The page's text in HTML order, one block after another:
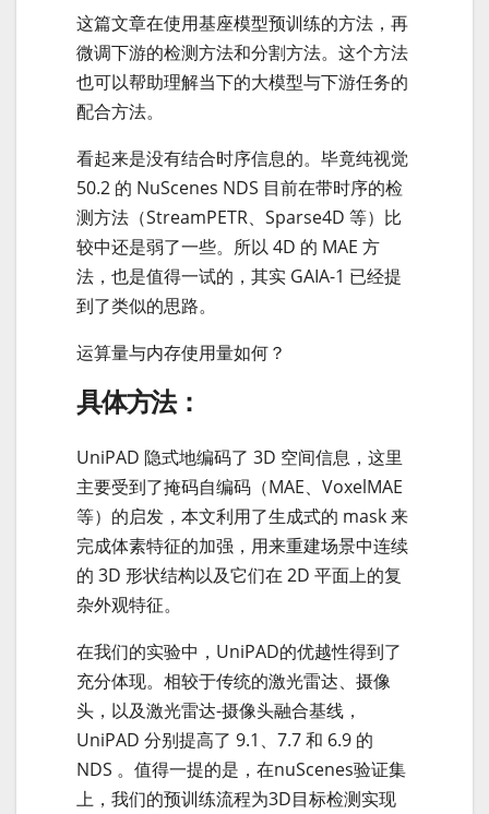
这篇文章在使用基座模型预训练的方法，再
微调下游的检测方法和分割方法。这个方法
也可以帮助理解当下的大模型与下游任务的
配合方法。
看起来是没有结合时序信息的。毕竟纯视觉
50.2 的 NuScenes NDS 目前在带时序的检
测方法（StreamPETR、Sparse4D 等）比
较中还是弱了一些。所以 4D 的 MAE 方
法，也是值得一试的，其实 GAIA-1 已经提
到了类似的思路。
运算量与内存使用量如何？
具体方法：
UniPAD 隐式地编码了 3D 空间信息，这里
主要受到了掩码自编码（MAE、VoxelMAE
等）的启发，本文利用了生成式的 mask 来
完成体素特征的加强，用来重建场景中连续
的 3D 形状结构以及它们在 2D 平面上的复
杂外观特征。
在我们的实验中，UniPAD的优越性得到了
充分体现。相较于传统的激光雷达、摄像
头，以及激光雷达-摄像头融合基线，
UniPAD 分别提高了 9.1、7.7 和 6.9 的
NDS 。值得一提的是，在nuScenes验证集
上，我们的预训练流程为3D目标检测实现